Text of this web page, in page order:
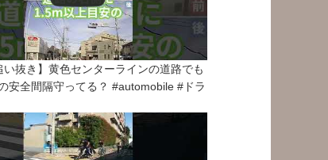
い抜き】黄色センターラインの道路でも
安全間隔守ってる？ #automobile #ドラ